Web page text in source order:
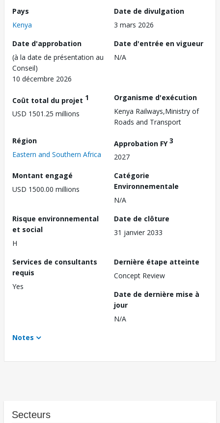
Pays
Kenya
Date de divulgation
3 mars 2026
Date d'approbation
(à la date de présentation au
Conseil)
10 décembre 2026
Date d'entrée en vigueur
N/A
Coût total du projet 1
USD 1501.25 millions
Organisme d'exécution
Kenya Railways,Ministry of
Roads and Transport
Région
Eastern and Southern Africa
Approbation FY3
2027
Montant engagé
USD 1500.00 millions
Catégorie
Environnementale
N/A
Risque environnemental
et social
H
Date de clôture
31 janvier 2033
Services de consultants
requis
Yes
Dernière étape atteinte
Concept Review
Date de dernière mise à
jour
N/A
Notes
Secteurs